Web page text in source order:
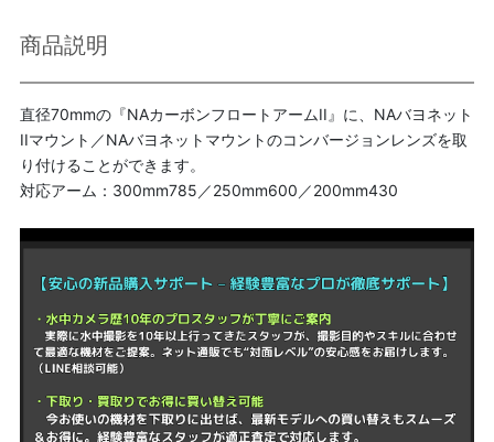
商品説明
直径70mmの『NAカーボンフロートアームII』に、NAバヨネット
IIマウント／NAバヨネットマウントのコンバージョンレンズを取
り付けることができます。
対応アーム：300mm785／250mm600／200mm430